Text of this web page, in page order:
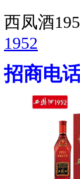
西凤酒
1952
招商电